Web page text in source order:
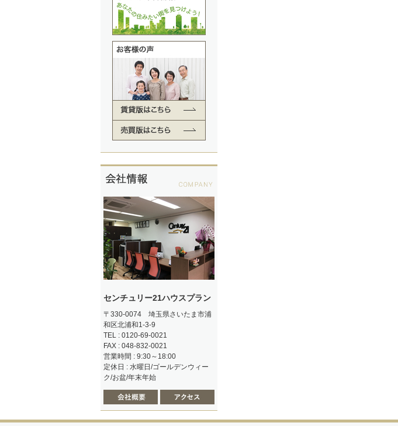
センチュリー21ハウスプラン
〒330-0074 埼玉県さいたま市浦
和区北浦和1-3-9
TEL : 0120-69-0021
FAX : 048-832-0021
営業時間 : 9:30～18:00
定休日 : 水曜日/ゴールデンウィー
ク/お盆/年末年始